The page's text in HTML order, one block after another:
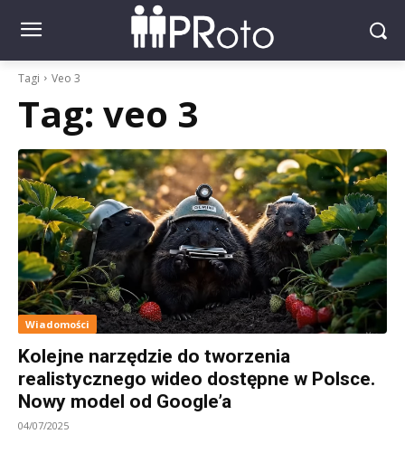
Tagi Veo 3
Tag: veo 3
Wiadomości
Kolejne narzędzie do tworzenia
realistycznego wideo dostępne w Polsce.
Nowy model od Google’a
04/07/2025